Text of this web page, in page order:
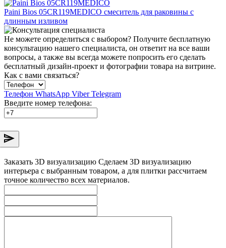
Paini Bios 05CR119MEDICO смеситель для раковины с
длинным изливом
Не можете определиться с выбором? Получите бесплатную
консультацию нашего специалиста, он ответит на все ваши
вопросы, а также вы всегда можете попросить его сделать
бесплатный дизайн-проект и фотографии товара на витрине.
Как с вами связаться?
Телефон WhatsApp ViberTelegram
Введите номер телефона:
Заказать 3D визуализацию Сделаем 3D визуализацию
интерьера с выбранным товаром, а для плитки рассчитаем
точное количество всех материалов.